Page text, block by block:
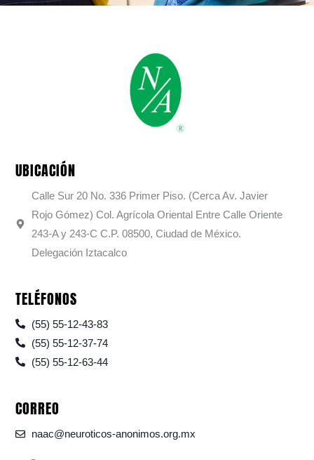
UBICACIÓN
Calle Sur 20 No. 336 Primer Piso. (Cerca Av. Javier
Rojo Gómez) Col. Agrícola Oriental Entre Calle Oriente
243-A y 243-C C.P. 08500, Ciudad de México.
Delegación Iztacalco
TELÉFONOS
(55) 55-12-43-83
(55) 55-12-37-74
(55) 55-12-63-44
CORREO
naac@neuroticos-anonimos.org.mx